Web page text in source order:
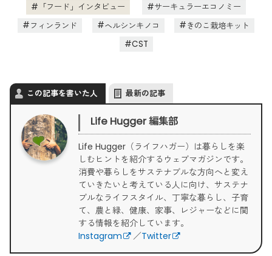
「フード」インタビュー
サーキュラーエコノミー
フィンランド
ヘルシンキノコ
きのこ栽培キット
CST
この記事を書いた人 最新の記事
Life Hugger 編集部
Life Hugger（ライフハガー）は暮らしを楽
しむヒントを紹介するウェブマガジンです。
消費や暮らしをサステナブルな方向へと変え
ていきたいと考えている人に向け、サステナ
ブルなライフスタイル、丁寧な暮らし、子育
て、農と緑、健康、家事、レジャーなどに関
する情報を紹介しています。
Instagram
／Twitter